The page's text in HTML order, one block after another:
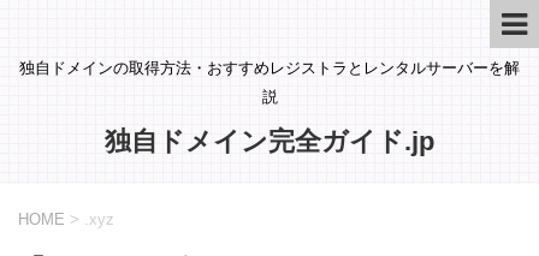
独自ドメインの取得方法・おすすめレジストラとレンタルサーバーを解
説
独自ドメイン完全ガイド.jp
HOME > .xyz